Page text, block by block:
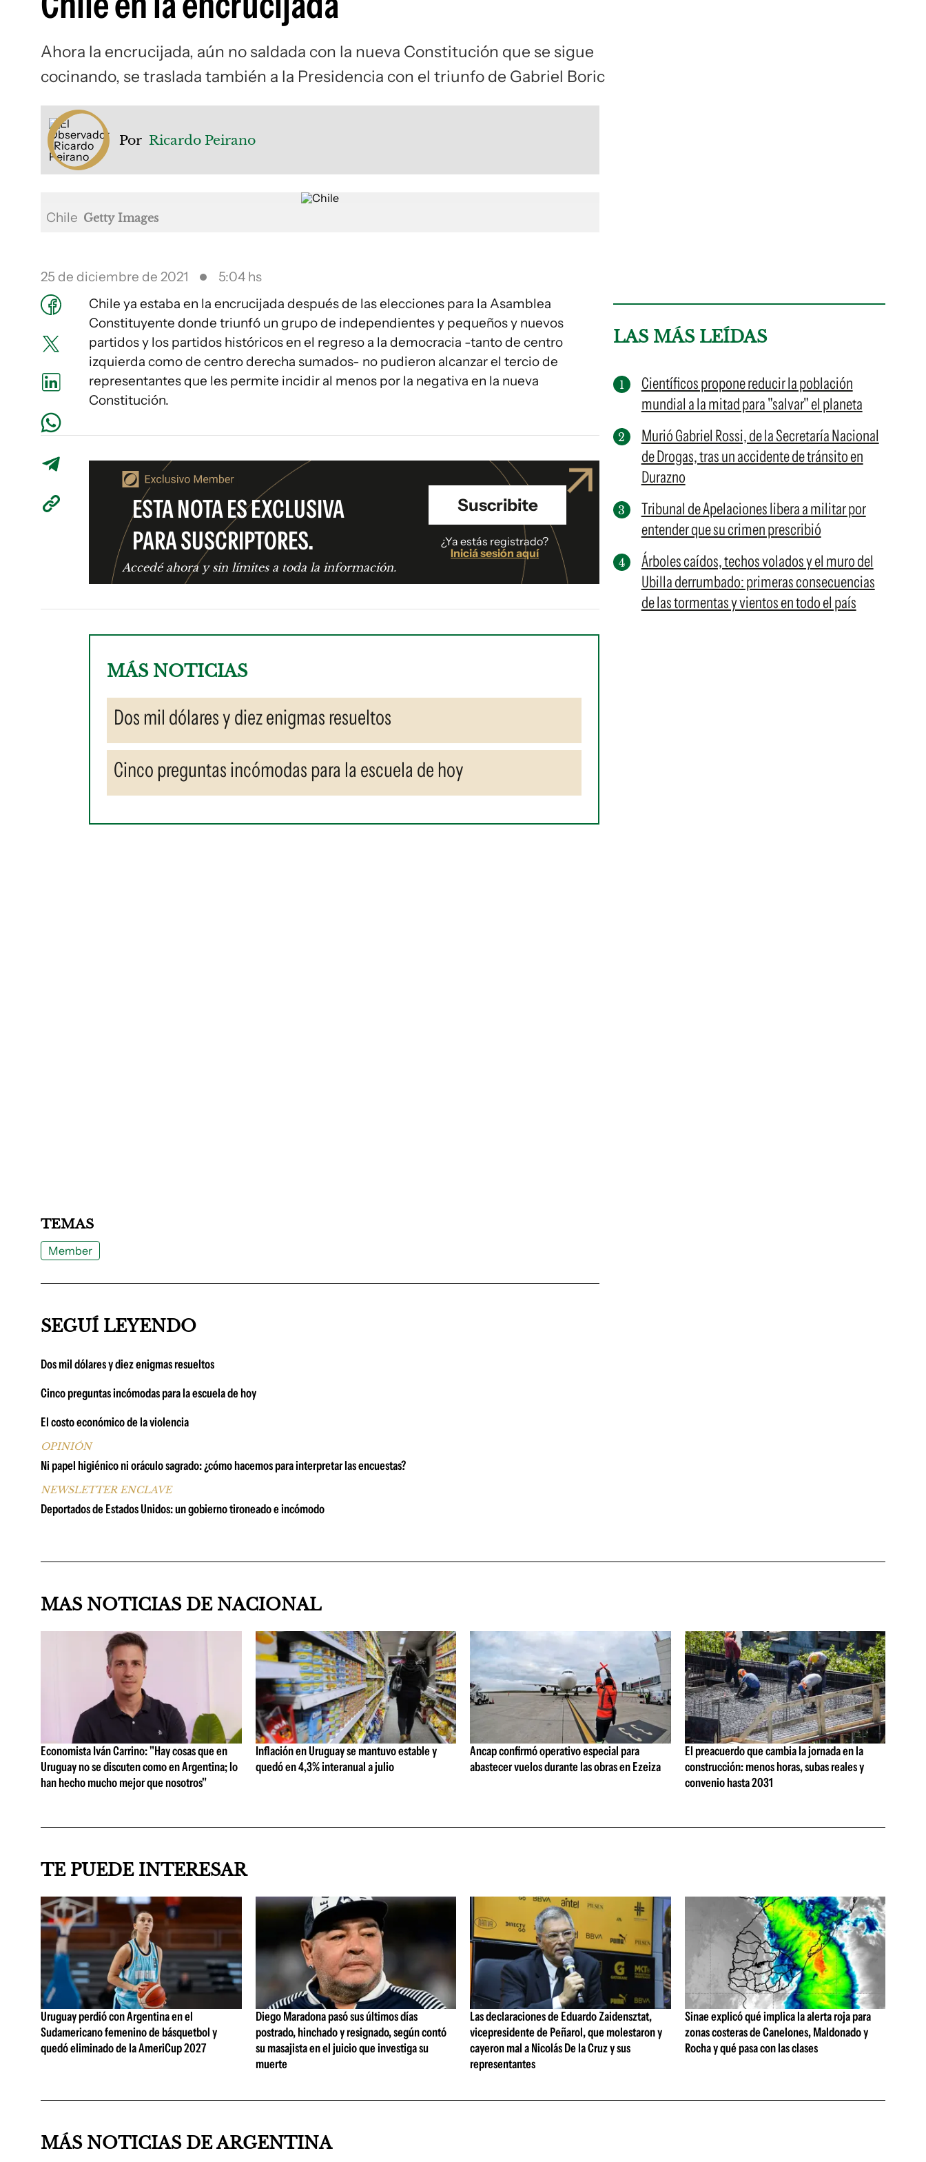
Ahora la encrucijada, aún no saldada con la nueva Constitución que se sigue
cocinando, se traslada también a la Presidencia con el triunfo de Gabriel Boric
Por Ricardo Peirano
Chile Getty Images
25 de diciembre de 2021
5:04 hs
Chile ya estaba en la encrucijada después de las elecciones para la Asamblea
Constituyente donde triunfó un grupo de independientes y pequeños y nuevos
partidos y los partidos históricos en el regreso a la democracia -tanto de centro
izquierda como de centro derecha sumados- no pudieron alcanzar el tercio de
representantes que les permite incidir al menos por la negativa en la nueva
Constitución.
ESTA NOTA ES EXCLUSIVA
PARA SUSCRIPTORES.
Accedé ahora y sin límites a toda la información.
Suscribite
¿Ya estás registrado?
Iniciá sesión aquí
MÁS NOTICIAS
Dos mil dólares y diez enigmas resueltos
Cinco preguntas incómodas para la escuela de hoy
LAS MÁS LEÍDAS
Científicos propone reducir la población
mundial a la mitad para "salvar" el planeta
Murió Gabriel Rossi, de la Secretaría Nacional
de Drogas, tras un accidente de tránsito en
Durazno
Tribunal de Apelaciones libera a militar por
entender que su crimen prescribió
Árboles caídos, techos volados y el muro del
Ubilla derrumbado: primeras consecuencias
de las tormentas y vientos en todo el país
TEMAS
Member
SEGUÍ LEYENDO
Dos mil dólares y diez enigmas resueltos
Cinco preguntas incómodas para la escuela de hoy
El costo económico de la violencia
OPINIÓN
Ni papel higiénico ni oráculo sagrado: ¿cómo hacemos para interpretar las encuestas?
NEWSLETTER ENCLAVE
Deportados de Estados Unidos: un gobierno tironeado e incómodo
MAS NOTICIAS DE NACIONAL
Economista Iván Carrino: "Hay cosas que en
Uruguay no se discuten como en Argentina; lo
han hecho mucho mejor que nosotros"
Inflación en Uruguay se mantuvo estable y
quedó en 4,3% interanual a julio
Ancap confirmó operativo especial para
abastecer vuelos durante las obras en Ezeiza
El preacuerdo que cambia la jornada en la
construcción: menos horas, subas reales y
convenio hasta 2031
TE PUEDE INTERESAR
Uruguay perdió con Argentina en el
Sudamericano femenino de básquetbol y
quedó eliminado de la AmeriCup 2027
Diego Maradona pasó sus últimos días
postrado, hinchado y resignado, según contó
su masajista en el juicio que investiga su
muerte
Las declaraciones de Eduardo Zaidensztat,
vicepresidente de Peñarol, que molestaron y
cayeron mal a Nicolás De la Cruz y sus
representantes
Sinae explicó qué implica la alerta roja para
zonas costeras de Canelones, Maldonado y
Rocha y qué pasa con las clases
MÁS NOTICIAS DE ARGENTINA